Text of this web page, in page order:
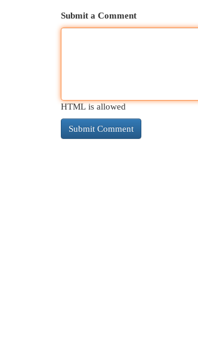
Submit a Comment
HTML is allowed